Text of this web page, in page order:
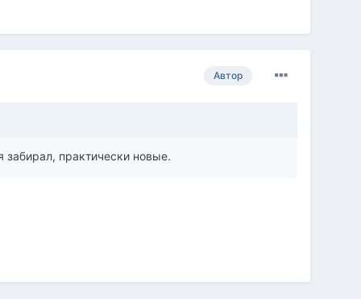
Автор
практически новые.